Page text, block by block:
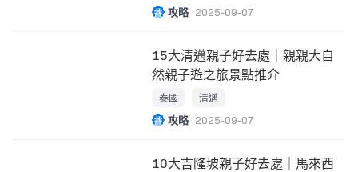
攻略 2025-09-07
15大清邁親子好去處｜親親大自
然親子遊之旅景點推介
泰國 清邁
攻略 2025-09-07
10大吉隆坡親子好去處｜馬來西